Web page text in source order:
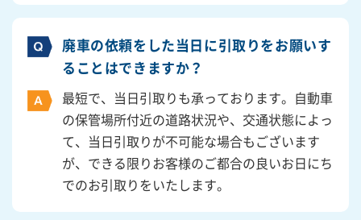
廃車の依頼をした当日に引取りをお願いす
ることはできますか？
最短で、当日引取りも承っております。自動車
の保管場所付近の道路状況や、交通状態によっ
て、当日引取りが不可能な場合もございます
が、できる限りお客様のご都合の良いお日にち
でのお引取りをいたします。